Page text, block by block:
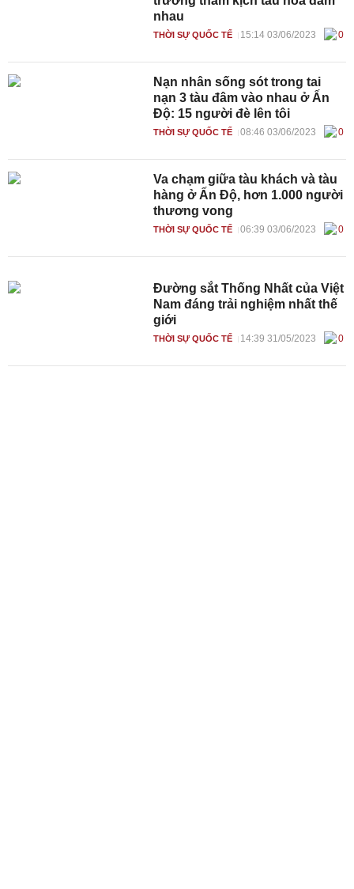
nhau
THỜI SỰ QUỐC TẾ 15:14 03/06/2023 0
Nạn nhân sống sót trong tai
nạn 3 tàu đâm vào nhau ở Ấn
Độ: 15 người đè lên tôi
THỜI SỰ QUỐC TẾ 08:46 03/06/2023 0
Va chạm giữa tàu khách và tàu
hàng ở Ấn Độ, hơn 1.000 người
thương vong
THỜI SỰ QUỐC TẾ 06:39 03/06/2023 0
Đường sắt Thống Nhất của Việt
Nam đáng trải nghiệm nhất thế
giới
THỜI SỰ QUỐC TẾ 14:39 31/05/2023 0